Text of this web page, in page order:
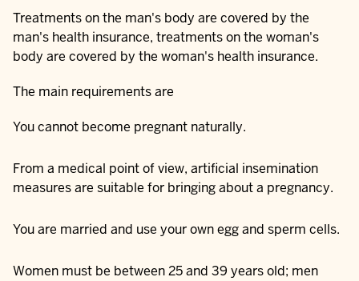
Treatments on the man's body are covered by the
man's health insurance, treatments on the woman's
body are covered by the woman's health insurance.
The main requirements are
You cannot become pregnant naturally.
From a medical point of view, artificial insemination
measures are suitable for bringing about a pregnancy.
You are married and use your own egg and sperm cells.
Women must be between 25 and 39 years old; men